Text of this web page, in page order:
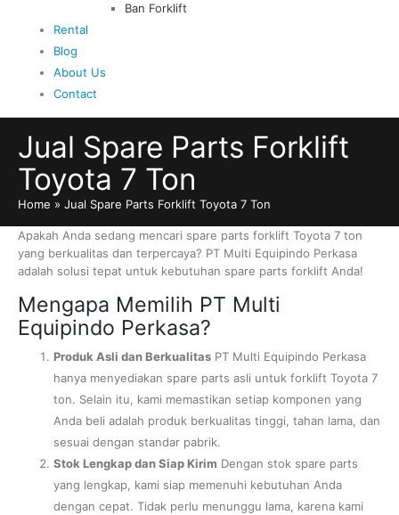
Ban Forklift
Rental
Blog
About Us
Contact
Jual Spare Parts Forklift
Toyota 7 Ton
Home » Jual Spare Parts Forklift Toyota 7 Ton
Apakah Anda sedang mencari spare parts forklift Toyota 7 ton
yang berkualitas dan terpercaya? PT Multi Equipindo Perkasa
adalah solusi tepat untuk kebutuhan spare parts forklift Anda!
Mengapa Memilih PT Multi
Equipindo Perkasa?
Produk Asli dan Berkualitas PT Multi Equipindo Perkasa
hanya menyediakan spare parts asli untuk forklift Toyota 7
ton. Selain itu, kami memastikan setiap komponen yang
Anda beli adalah produk berkualitas tinggi, tahan lama, dan
sesuai dengan standar pabrik.
Stok Lengkap dan Siap Kirim Dengan stok spare parts
yang lengkap, kami siap memenuhi kebutuhan Anda
dengan cepat. Tidak perlu menunggu lama, karena kami